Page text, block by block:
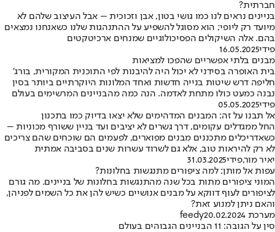
חברתית?
בניינים נראים לנו כמו גושי בטון, אבן וזכוכית – אבל העיצוב שלהם לא
מיועד רק ליופי; הוא מסוגל להשפיע על ההתנהגות שלנו כשאנחנו נמצאים
בהם. אלה השיקולים הפסיכולוגיים שמנחים ארכיטקטים
פידי16.05.2025
מבנים בלתי אפשריים שהפכו למציאות
בית האופרה בסידני לא יכול היה להיבנות לפי התוכנית המקורית, בורג’
חליפה דרש שיטות בנייה חדשות ואחד המלונות היוקרתיים ביותר בסין
נבנה כמעט כולו מתחת לאדמה. הנה כמה מהבניינים המרשימים בעולם
פידי05.05.2025
אל תבנו על זה: המבנים המדהימים שלא יצאו בדיוק כמו בתכנון
החל ממגדלים עקומים, דרך גשרים לא יציבים ועד בניין ששורף מכוניות –
כשאדריכלים מתכננים מבנים מפוארים, לפעמים הם שוכחים שהם צריכים
לא רק להיראות טוב, אלא גם לשרוד עשרות שנים בסביבה אמתית
יאיר מור,פידי31.03.2025
עפות אל מותן: למה ציפורים מתנגשות בחלונות?
המוני ציפורים מתות בכל שנה מהתנגשות בחלונות של בניינים. מה גורם
לציפורים לעוף דווקא על מבנים אנושיים כשיש להן את כל השמים לפניהן,
והאם ניתן למנוע זאת?
מערכת feedy20.02.2024
סין על הגובה: 11 הבניינים הגבוהים בעולם